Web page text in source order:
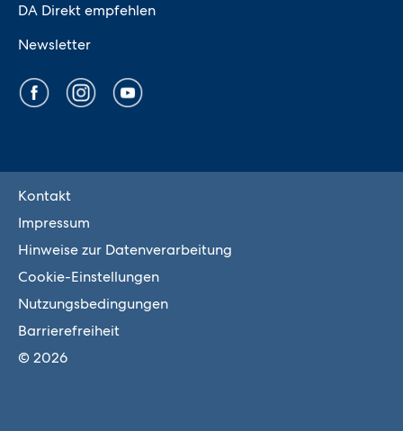
DA Direkt empfehlen
Newsletter
Kontakt
Impressum
Hinweise zur Datenverarbeitung
Cookie-Einstellungen
Nutzungsbedingungen
Barrierefreiheit
© 2026